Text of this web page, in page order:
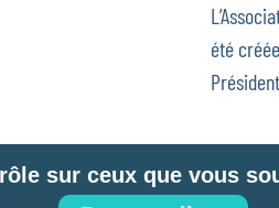
été
Politique de confidentialité
sur ceux que vous